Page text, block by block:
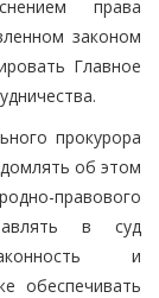
права
законом
Главное
прокурора
об этом
правового
в суд
и
обеспечивать